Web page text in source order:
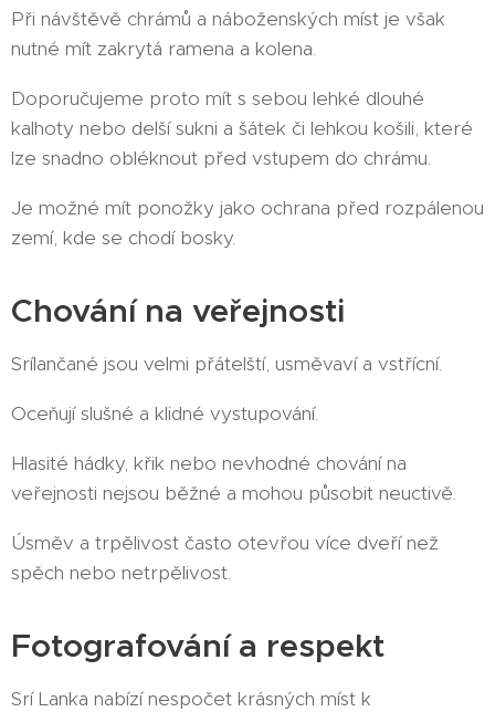
Při návštěvě chrámů a náboženských míst je však
nutné mít zakrytá ramena a kolena.
Doporučujeme proto mít s sebou lehké dlouhé
kalhoty nebo delší sukni a šátek či lehkou košili, které
lze snadno obléknout před vstupem do chrámu.
Je možné mít ponožky jako ochrana před rozpálenou
zemí, kde se chodí bosky.
Chování na veřejnosti
Srílančané jsou velmi přátelští, usměvaví a vstřícní.
Oceňují slušné a klidné vystupování.
Hlasité hádky, křik nebo nevhodné chování na
veřejnosti nejsou běžné a mohou působit neuctivě.
Úsměv a trpělivost často otevřou více dveří než
spěch nebo netrpělivost.
Fotografování a respekt
Srí Lanka nabízí nespočet krásných míst k